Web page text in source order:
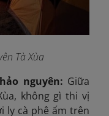
Tà Xùa
nguyên: Giữa
không gì thi vị
ly cà phê ấm trên